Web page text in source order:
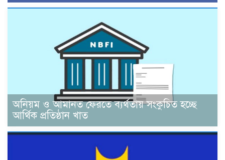
অনিয়ম ও আমানত ফেরতে ব্যর্থতায় সংকুচিত হচ্ছে
আর্থিক প্রতিষ্ঠান খাত